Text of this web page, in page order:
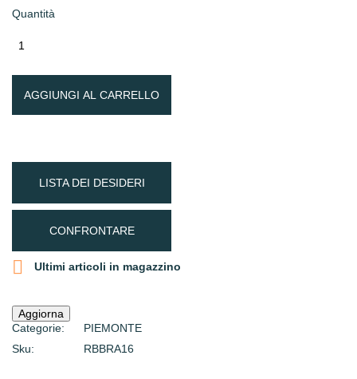
Quantità
AGGIUNGI AL CARRELLO
LISTA DEI DESIDERI
CONFRONTARE
 Ultimi articoli in magazzino
Categorie:
PIEMONTE
Sku:
RBBRA16